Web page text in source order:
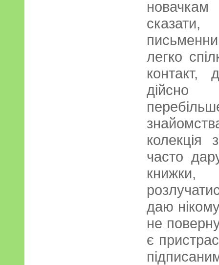
легко
колекція
часто
даю
не
є